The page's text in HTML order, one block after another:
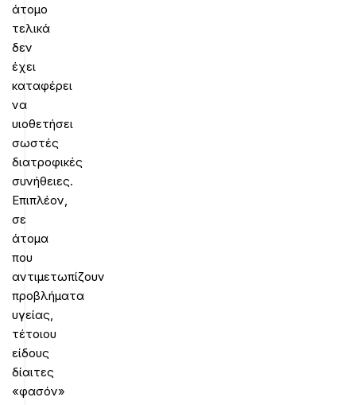
άτομο
τελικά
δεν
έχει
καταφέρει
να
υιοθετήσει
σωστές
διατροφικές
συνήθειες.
Επιπλέον,
σε
άτομα
που
αντιμετωπίζουν
προβλήματα
υγείας,
τέτοιου
είδους
δίαιτες
«φασόν»